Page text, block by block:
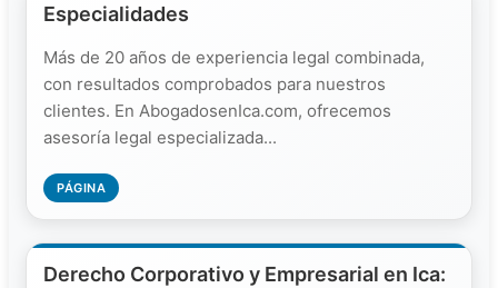
Especialidades
Más de 20 años de experiencia legal combinada,
con resultados comprobados para nuestros
clientes. En AbogadosenIca.com, ofrecemos
asesoría legal especializada...
PÁGINA
Derecho Corporativo y Empresarial en Ica: